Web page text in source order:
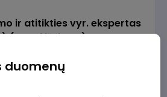
ir atitikties vyr. ekspertas
(Radviliškis, LT)
duomenų